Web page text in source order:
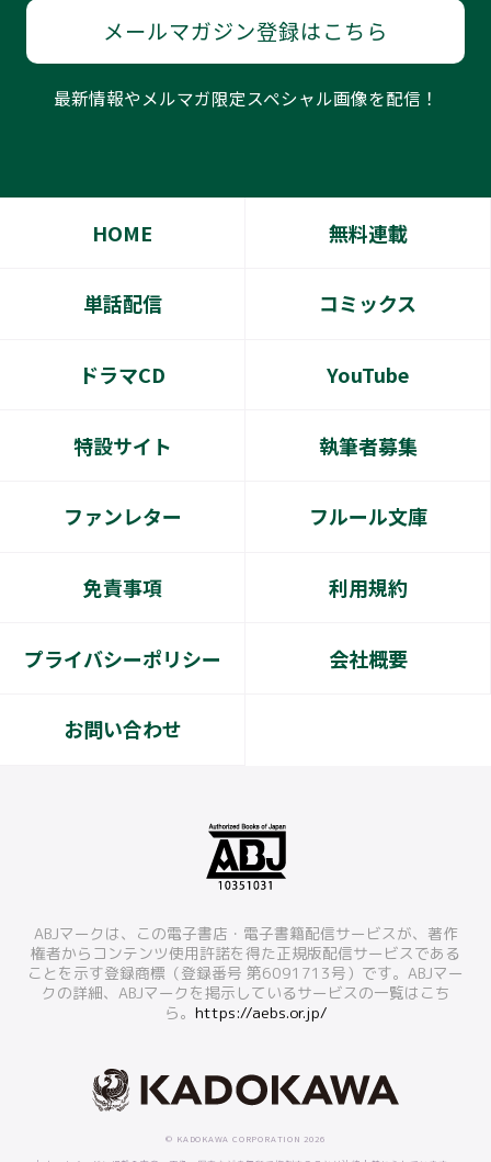
メールマガジン登録はこちら
最新情報やメルマガ限定スペシャル画像を配信！
HOME 無料連載
単話配信 コミックス
ドラマCD YouTube
特設サイト 執筆者募集
ファンレター フルール文庫
免責事項 利用規約
プライバシーポリシー 会社概要
お問い合わせ
ABJマークは、この電子書店・電子書籍配信サービスが、著作
権者からコンテンツ使用許諾を得た正規版配信サービスである
ことを示す登録商標（登録番号 第6091713号）です。ABJマー
クの詳細、ABJマークを掲示しているサービスの一覧はこち
ら。 https://aebs.or.jp/
© KADOKAWA CORPORATION 2026